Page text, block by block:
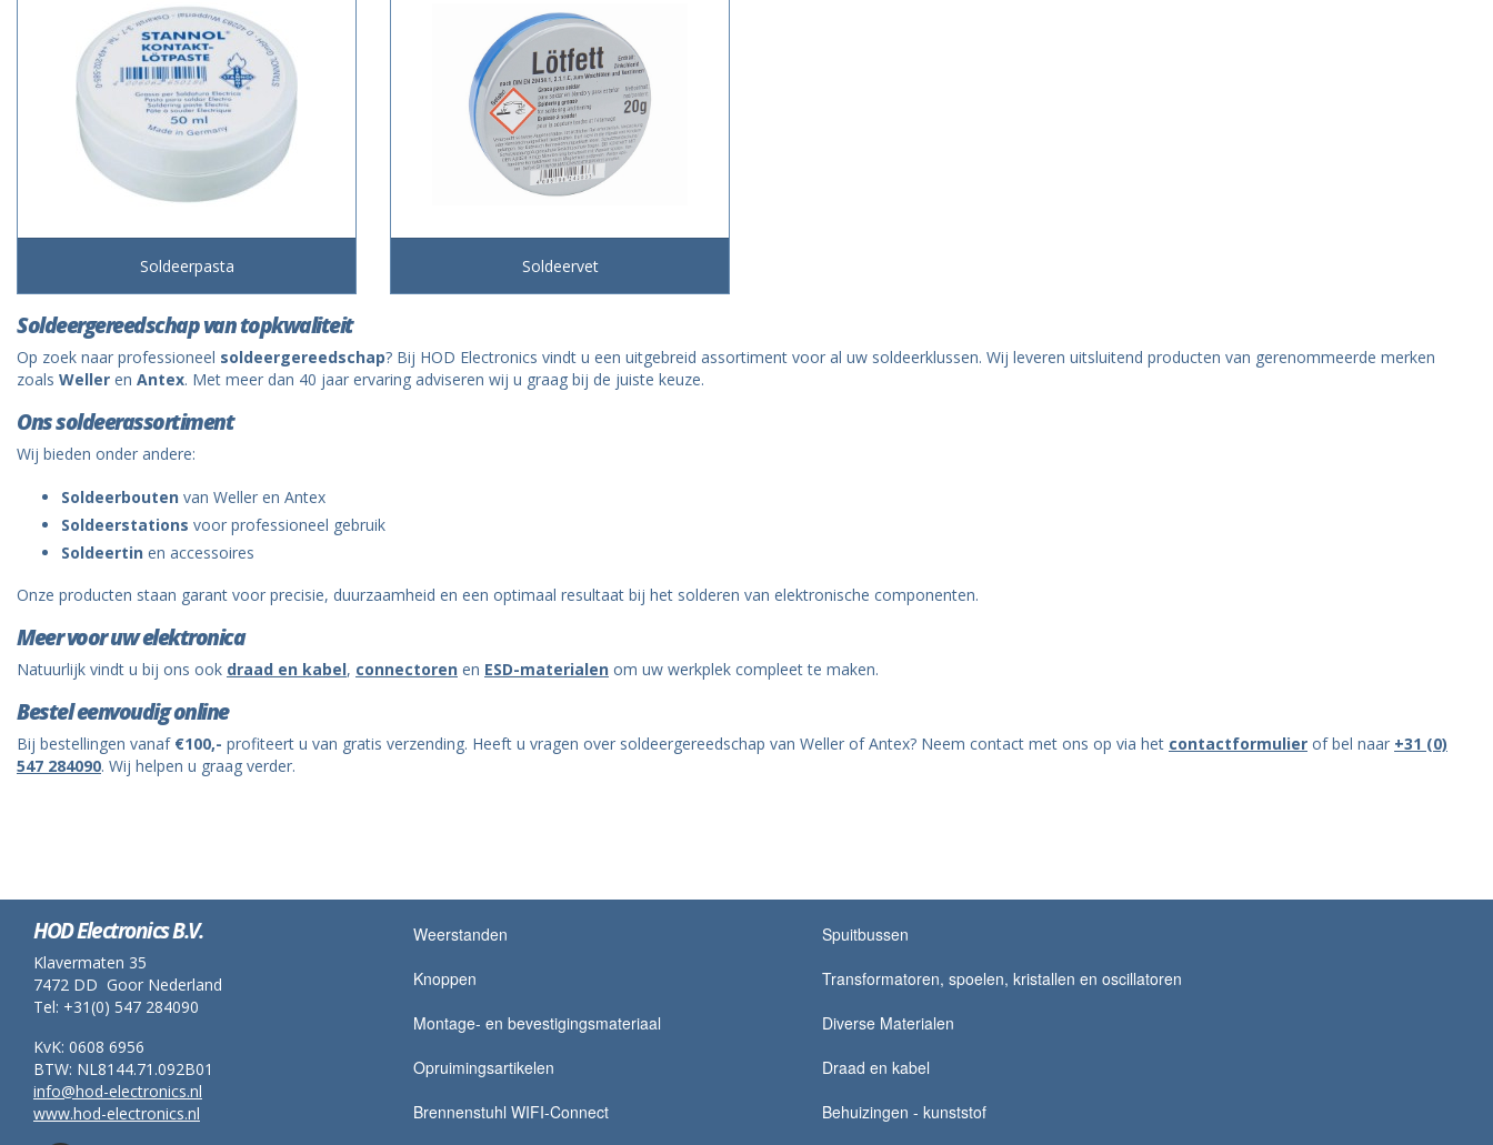
Soldeerpasta Soldeervet
Soldeergereedschap van topkwaliteit
Op zoek naar professioneel soldeergereedschap? Bij HOD Electronics vindt u een uitgebreid assortiment voor al uw soldeerklussen. Wij leveren uitsluitend producten van gerenommeerde merken
zoals Weller en Antex. Met meer dan 40 jaar ervaring adviseren wij u graag bij de juiste keuze.
Ons soldeerassortiment
Wij bieden onder andere:
Soldeerbouten van Weller en Antex
Soldeerstations voor professioneel gebruik
Soldeertin en accessoires
Onze producten staan garant voor precisie, duurzaamheid en een optimaal resultaat bij het solderen van elektronische componenten.
Meer voor uw elektronica
Natuurlijk vindt u bij ons ook draad en kabel, connectoren en ESD-materialen om uw werkplek compleet te maken.
Bestel eenvoudig online
Bij bestellingen vanaf €100,- profiteert u van gratis verzending. Heeft u vragen over soldeergereedschap van Weller of Antex? Neem contact met ons op via het contactformulier of bel naar +31 (0)
547 284090. Wij helpen u graag verder.
HOD Electronics B.V.
Klavermaten 35
7472 DD Goor Nederland
Tel: +31(0) 547 284090
KvK: 0608 6956
BTW: NL8144.71.092B01
info@hod-electronics.nl
www.hod-electronics.nl
Weerstanden
Knoppen
Montage- en bevestigingsmateriaal
Opruimingsartikelen
Brennenstuhl WIFI-Connect
Spuitbussen
Transformatoren, spoelen, kristallen en oscillatoren
Diverse Materialen
Draad en kabel
Behuizingen - kunststof